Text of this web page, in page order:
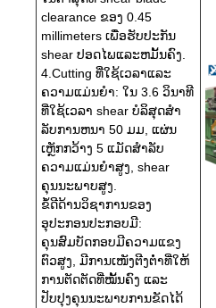
clearance ຂອງ 0.45
millimeters ເພື່ອຮັບປະກັນ
shear ປອດໄພແລະຫມັ້ນຄົງ.
4.Cutting ທີ່ໃຊ້ເວລາແລະ
ຄວາມແມ່ນຍໍາ: ໃນ 3.6 ວິນາທີ
ທີ່ໃຊ້ເວລາ shear ບໍລິສຸດສໍາ
ລັບການຫນາ 50 ມມ, ແຜ່ນ
ເຫຼັກກວ້າງ 5 ແມັດສໍາລັບ
ຄວາມແມ່ນຍໍາສູງ, shear
ຄຸນນະພາບສູງ.
ຂໍ້ດີດ້ານວິຊາການຂອງ
ອຸປະກອນປະກອບມີ:
ຄຸນສົມບັດກອບມີຄວາມແຂງ
ຕົວສູງ, ມີການເໜັງຕີງຕໍ່າທີ່ໃຫ້
ການຕັດຕັດທີ່ໝັ້ນຄົງ ແລະ
ປັບປຸງຄຸນນະພາບການຂັດໄດ້